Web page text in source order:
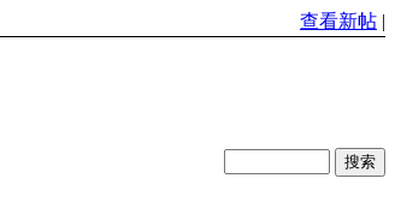
查看新帖 |